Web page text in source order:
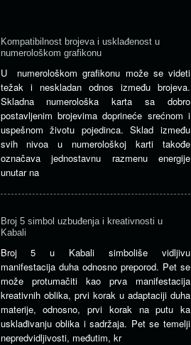
Kompatibilnost brojeva i usklađenost u
numerološkom grafikonu
U numerološkom grafikonu može se videti
težak i neskladan odnos između brojeva.
Skladna numerološka karta sa dobro
postavljenim brojevima doprineće srećnom i
uspešnom životu pojedinca. Sklad između
svih nivoa u numerološkoj karti takođe
označava jednostavnu razmenu energije
unutar na
Broj 5 simbol uzbuđenja i kreativnosti u
Kabali
Broj 5 u Kabali simboliše vidljivu
manifestacija duha odnosno preporod. Pet se
može protumačiti kao prva manifestacija
kreativnih oblika, prvi korak u adaptaciji duha
materije, odnosno, prvi korak na putu ka
usklađivanju oblika i sadržaja. Pet se temelji
nepredvidljivosti, međutim, kr